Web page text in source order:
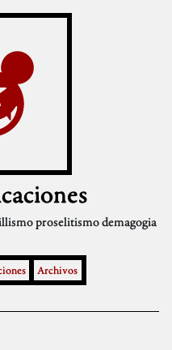
proselitismodemagogia
Archivos